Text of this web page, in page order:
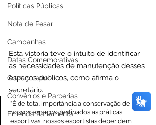
Políticas Públicas
Nota de Pesar
Campanhas
Datas Comemorativas
Comunicado
Convênios e Parcerias
Emenda Parlamentar
Esta vistoria teve o intuito de identificar
as necessidades de manutenção desses
espaços públicos, como afirma o
secretário:
“É de total importância a conservação de
nossos espaços destinados as práticas
esportivas, nossos esportistas dependem